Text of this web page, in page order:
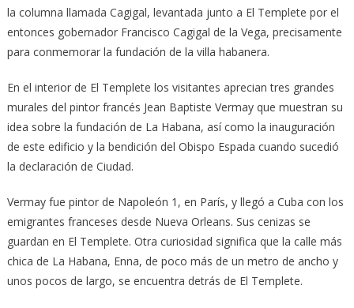
la columna llamada Cagigal, levantada junto a El Templete por el
entonces gobernador Francisco Cagigal de la Vega, precisamente
para conmemorar la fundación de la villa habanera.
En el interior de El Templete los visitantes aprecian tres grandes
murales del pintor francés Jean Baptiste Vermay que muestran su
idea sobre la fundación de La Habana, así como la inauguración
de este edificio y la bendición del Obispo Espada cuando sucedió
la declaración de Ciudad.
Vermay fue pintor de Napoleón 1, en París, y llegó a Cuba con los
emigrantes franceses desde Nueva Orleans. Sus cenizas se
guardan en El Templete. Otra curiosidad significa que la calle más
chica de La Habana, Enna, de poco más de un metro de ancho y
unos pocos de largo, se encuentra detrás de El Templete.